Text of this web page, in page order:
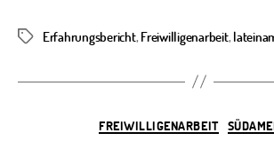
Schlagwörter
Erfahrungsbericht, Freiwilligenarbeit,
Kategorien
FREIWILLIGENARBEIT